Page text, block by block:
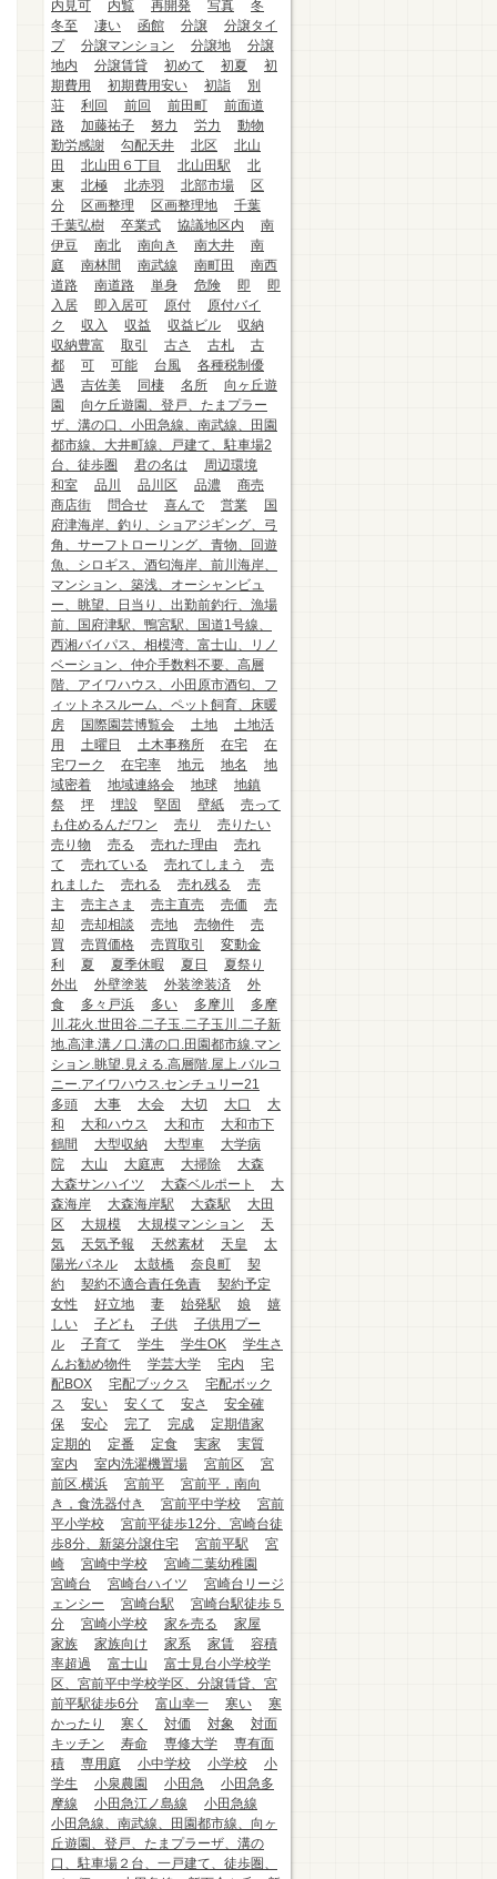
内見可
内覧 再開発 写真
冬
冬至
凄い 函館 分譲
分譲タイ
プ
分譲マンション 分譲地
分譲
地内
分譲賃貸 初めて 初夏
初
期費用
初期費用安い 初詣
別
荘
利回 前回 前田町
前面道
路
加藤祐子 努力 労力
動物
勤労感謝
勾配天井 北区
北山
田
北山田６丁目 北山田駅
北
東
北極 北赤羽 北部市場
区
分
区画整理 区画整理地
千葉
千葉弘樹
卒業式 協議地区内
南
伊豆
南北 南向き 南大井
南
庭
南林間 南武線 南町田
南西
道路
南道路 単身 危険 即
即
入居
即入居可 原付
原付バイ
ク
収入 収益 収益ビル
収納
収納豊富
取引 古さ 古札
古
都
可 可能 台風
各種税制優
遇
吉佐美 同棲 名所
向ヶ丘遊
園
向ケ丘遊園、登戸、たまプラー
ザ、溝の口、小田急線、南武線、田園
都市線、大井町線、戸建て、駐車場2
台、徒歩圏
君の名は
周辺環境
和室
品川 品川区 品濃
商売
商店街
問合せ 喜んで 営業
国
府津海岸、釣り、ショアジギング、弓
角、サーフトローリング、青物、回遊
魚、シロギス、酒匂海岸、前川海岸、
マンション、築浅、オーシャンビュ
ー、眺望、日当り、出勤前釣行、漁場
前、国府津駅、鴨宮駅、国道1号線、
西湘バイパス、相模湾、富士山、リノ
ベーション、仲介手数料不要、高層
階、アイワハウス、小田原市酒匂、フ
ィットネスルーム、ペット飼育、床暖
房
国際園芸博覧会 土地
土地活
用
土曜日 土木事務所 在宅
在
宅ワーク
在宅率 地元 地名
地
域密着
地域連絡会 地球
地鎮
祭
坪 埋設 堅固 壁紙
売って
も住めるんだワン
売り
売りたい
売り物
売る 売れた理由
売れ
て
売れている 売れてしまう
売
れました
売れる 売れ残る
売
主
売主さま 売主直売 売価
売
却
売却相談 売地 売物件
売
買
売買価格 売買取引
変動金
利
夏 夏季休暇 夏日
夏祭り
外出
外壁塗装 外装塗装済
外
食
多々戸浜 多い 多摩川
多摩
川.花火.世田谷.二子玉.二子玉川.二子新
地.高津.溝ノ口.溝の口.田園都市線.マン
ション.眺望.見える.高層階.屋上.バルコ
ニー.アイワハウス.センチュリー21
多頭
大事 大会 大切 大口
大
和
大和ハウス 大和市
大和市下
鶴間
大型収納 大型車
大学病
院
大山 大庭恵 大掃除
大森
大森サンハイツ
大森ベルポート
大
森海岸
大森海岸駅 大森駅
大田
区
大規模 大規模マンション
天
気
天気予報 天然素材 天皇
太
陽光パネル
太鼓橋 奈良町
契
約
契約不適合責任免責
契約予定
女性
好立地 妻 始発駅 娘
嬉
しい
子ども 子供
子供用プー
ル
子育て 学生 学生OK
学生さ
んお勧め物件
学芸大学 宅内
宅
配BOX
宅配ブックス
宅配ボック
ス
安い 安くて 安さ
安全確
保
安心 完了 完成
定期借家
定期的
定番 定食 実家
実質
室内
室内洗濯機置場 宮前区
宮
前区.横浜
宮前平
宮前平，南向
き，食洗器付き
宮前平中学校
宮前
平小学校
宮前平徒歩12分、宮崎台徒
歩8分、新築分譲住宅
宮前平駅
宮
崎
宮崎中学校
宮崎二葉幼稚園
宮崎台
宮崎台ハイツ
宮崎台リージ
ェンシー
宮崎台駅
宮崎台駅徒歩５
分
宮崎小学校 家を売る
家屋
家族
家族向け 家系 家賃
容積
率超過
富士山
富士見台小学校学
区、宮前平中学校学区、分譲賃貸、宮
前平駅徒歩6分
富山幸一 寒い
寒
かったり
寒く 対価 対象
対面
キッチン
寿命 専修大学
専有面
積
専用庭 小中学校 小学校
小
学生
小泉農園 小田急
小田急多
摩線
小田急江ノ島線
小田急線
小田急線、南武線、田園都市線、向ヶ
丘遊園、登戸、たまプラーザ、溝の
口、駐車場２台、一戸建て、徒歩圏、